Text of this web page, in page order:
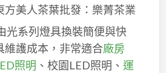
方美人茶葉批發：樂菁茶業
光系列燈具換裝簡便與快
維護成本，非常適合廠房
照明 、校園LED照明、 運